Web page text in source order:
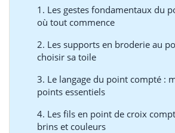
1. Les gestes fondamentaux du
où tout commence
2. Les supports en broderie au
choisir sa toile
3. Le langage du point compté :
points essentiels
4. Les fils en point de croix
brins et couleurs